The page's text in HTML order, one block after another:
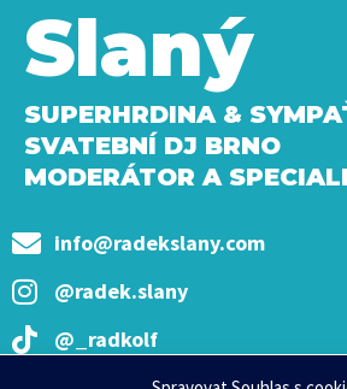
Slaný
SUPERHRDINA &
SVATEBNÍ DJ BRNO
MODERÁTOR A
info@radekslany.com
@radek.slany
@_radkolf